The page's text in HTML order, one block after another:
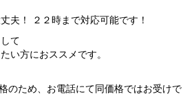
夫！ ２２時まで対応可能です！
て
い方におススメです。
のため、お電話にて同価格ではお受けで